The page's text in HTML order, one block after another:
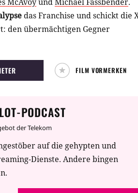
das Franchise und schickt die
den übermächtigen Gegner
FILM VORMERKEN
PODCAST
der Telekom
auf die gehypten und
Dienste. Andere bingen